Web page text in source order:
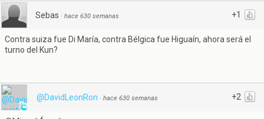
+1
Sebas · hace 630 semanas
Contra suiza fue Di María, contra Bélgica fue Higuaín, ahora será el
turno del Kun?
+2
@DavidLeonRon · hace 630 semanas